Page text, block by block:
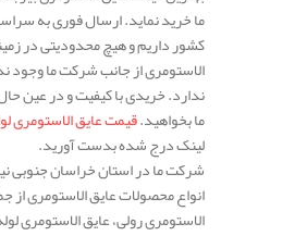
ما خرید نماید. ارسال فوری به
کشور داریم و هیچ محدودیتی در
الاستومری از جانب شرکت ما وجود
ندارد. خریدی با کیفیت و در عین حال
ما بخواهید.قیمت عایق الاستومری
لینک درج شده بدست آورید.
شرکت ما در استان خراسان جنوبی
انواع محصولات عایق الاستومری از
الاستومری رولی، عایق الاستومری